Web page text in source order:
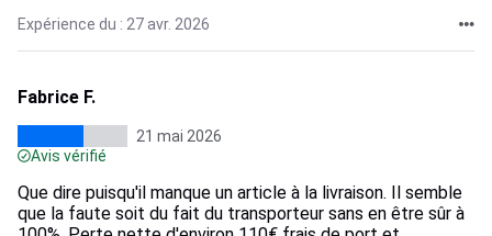
Expérience du : 27 avr. 2026
Fabrice F.
21 mai 2026
Avis vérifié
Que dire puisqu'il manque un article à la livraison. Il semble
que la faute soit du fait du transporteur sans en être sûr à